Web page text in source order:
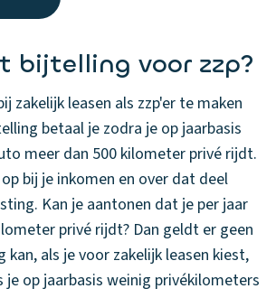
bijtelling voor zzp?
zakelijk leasen als zzp'er te maken
betaal je zodra je op jaarbasis
meer dan 500 kilometer privé rijdt.
bij je inkomen en over dat deel
Kan je aantonen dat je per jaar
privé rijdt? Dan geldt er geen
als je voor zakelijk leasen kiest,
je op jaarbasis weinig privékilometers